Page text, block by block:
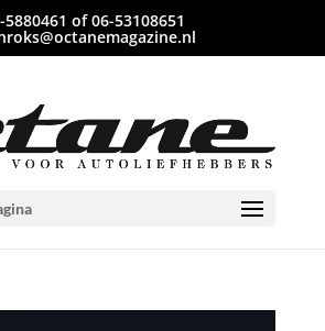
5880461 of 06-53108651